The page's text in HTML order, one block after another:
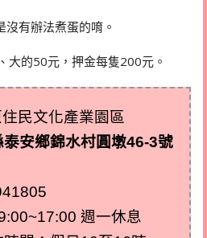
有辦法煮蛋的唷。
大的50元，押金每隻200元。
民文化產業園區
泰安鄉錦水村圓墩46-3號
週一休息